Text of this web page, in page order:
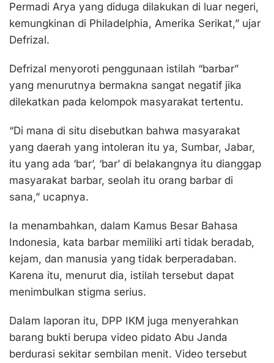
Permadi Arya yang diduga dilakukan di luar negeri,
kemungkinan di Philadelphia, Amerika Serikat,” ujar
Defrizal.
Defrizal menyoroti penggunaan istilah “barbar”
yang menurutnya bermakna sangat negatif jika
dilekatkan pada kelompok masyarakat tertentu.
“Di mana di situ disebutkan bahwa masyarakat
yang daerah yang intoleran itu ya, Sumbar, Jabar,
itu yang ada ‘bar’, ‘bar’ di belakangnya itu dianggap
masyarakat barbar, seolah itu orang barbar di
sana,” ucapnya.
Ia menambahkan, dalam Kamus Besar Bahasa
Indonesia, kata barbar memiliki arti tidak beradab,
kejam, dan manusia yang tidak berperadaban.
Karena itu, menurut dia, istilah tersebut dapat
menimbulkan stigma serius.
Dalam laporan itu, DPP IKM juga menyerahkan
barang bukti berupa video pidato Abu Janda
berdurasi sekitar sembilan menit. Video tersebut